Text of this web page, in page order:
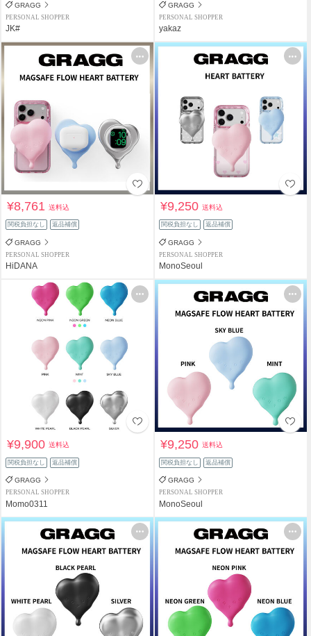
GRAGG
PERSONAL SHOPPER
JK#
GRAGG
PERSONAL SHOPPER
yakaz
¥8,761送料込
関税負担なし 返品補償
GRAGG
PERSONAL SHOPPER
HiDANA
¥9,250送料込
関税負担なし 返品補償
GRAGG
PERSONAL SHOPPER
MonoSeoul
¥9,900送料込
関税負担なし 返品補償
GRAGG
PERSONAL SHOPPER
Momo0311
¥9,250送料込
関税負担なし 返品補償
GRAGG
PERSONAL SHOPPER
MonoSeoul